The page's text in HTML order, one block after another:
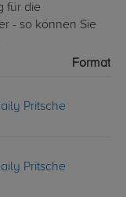
für die
- so können Sie
Format
Pritsche
Pritsche